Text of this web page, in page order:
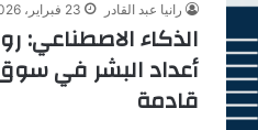
رانيا عبد القادر 23 فبراير، 2026
الذكاء الاصطناعي:
أعداد البشر في
قادمة